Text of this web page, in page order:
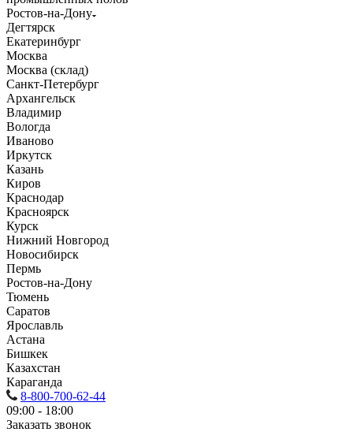
Ростов-на-Дону
Дегтярск
Екатеринбург
Москва
Москва (склад)
Санкт-Петербург
Архангельск
Владимир
Вологда
Иваново
Иркутск
Казань
Киров
Краснодар
Красноярск
Курск
Нижний Новгород
Новосибирск
Пермь
Ростов-на-Дону
Тюмень
Саратов
Ярославль
Астана
Бишкек
Казахстан
Караганда
8-800-700-62-44
09:00 - 18:00
Заказать звонок